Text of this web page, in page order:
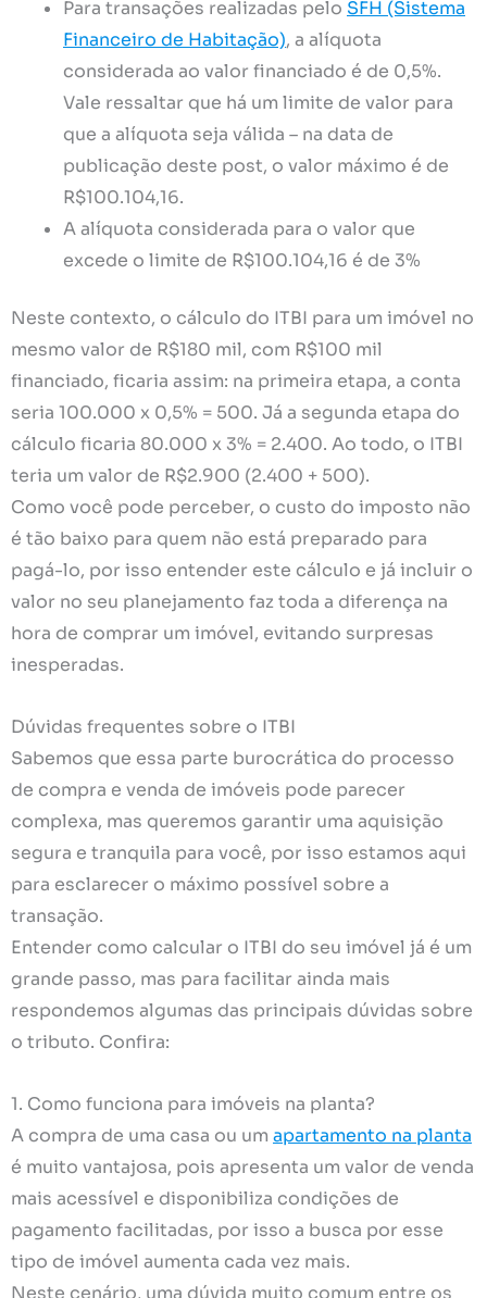
Para transações realizadas pelo SFH (Sistema
Financeiro de Habitação), a alíquota
considerada ao valor financiado é de 0,5%.
Vale ressaltar que há um limite de valor para
que a alíquota seja válida – na data de
publicação deste post, o valor máximo é de
R$100.104,16.
A alíquota considerada para o valor que
excede o limite de R$100.104,16 é de 3%
Neste contexto, o cálculo do ITBI para um imóvel no
mesmo valor de R$180 mil, com R$100 mil
financiado, ficaria assim: na primeira etapa, a conta
seria 100.000 x 0,5% = 500. Já a segunda etapa do
cálculo ficaria 80.000 x 3% = 2.400. Ao todo, o ITBI
teria um valor de R$2.900 (2.400 + 500).
Como você pode perceber, o custo do imposto não
é tão baixo para quem não está preparado para
pagá-lo, por isso entender este cálculo e já incluir o
valor no seu planejamento faz toda a diferença na
hora de comprar um imóvel, evitando surpresas
inesperadas.
Dúvidas frequentes sobre o ITBI
Sabemos que essa parte burocrática do processo
de compra e venda de imóveis pode parecer
complexa, mas queremos garantir uma aquisição
segura e tranquila para você, por isso estamos aqui
para esclarecer o máximo possível sobre a
transação.
Entender como calcular o ITBI do seu imóvel já é um
grande passo, mas para facilitar ainda mais
respondemos algumas das principais dúvidas sobre
o tributo. Confira:
1. Como funciona para imóveis na planta?
A compra de uma casa ou um apartamento na planta
é muito vantajosa, pois apresenta um valor de venda
mais acessível e disponibiliza condições de
pagamento facilitadas, por isso a busca por esse
tipo de imóvel aumenta cada vez mais.
Neste cenário, uma dúvida muito comum entre os